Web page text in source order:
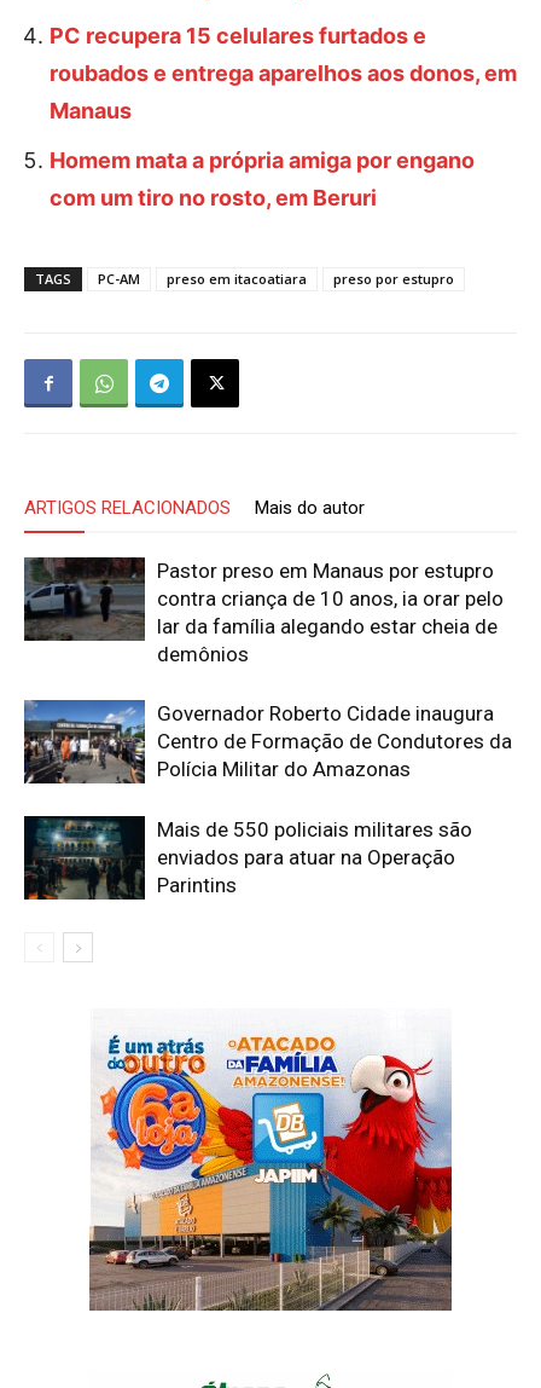
PC recupera 15 celulares furtados e
roubados e entrega aparelhos aos donos, em
Manaus
Homem mata a própria amiga por engano
com um tiro no rosto, em Beruri
TAGS PC-AM preso em itacoatiara preso por estupro
ARTIGOS RELACIONADOS Mais do autor
Pastor preso em Manaus por estupro
contra criança de 10 anos, ia orar pelo
lar da família alegando estar cheia de
demônios
Governador Roberto Cidade inaugura
Centro de Formação de Condutores da
Polícia Militar do Amazonas
Mais de 550 policiais militares são
enviados para atuar na Operação
Parintins